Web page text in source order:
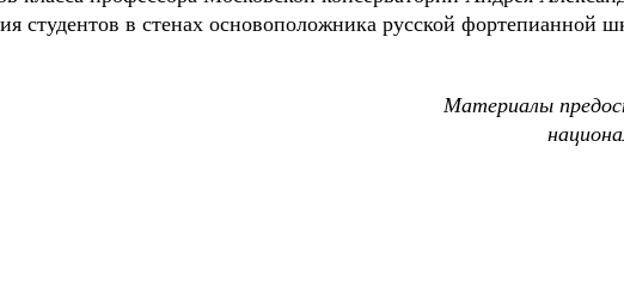
студентов в стенах основоположника русской фортепианной
Материалы